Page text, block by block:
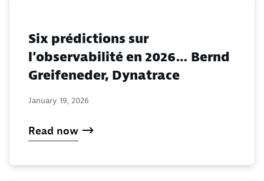
Six prédictions sur
l’observabilité en 2026… Bernd
Greifeneder, Dynatrace
January 19, 2026
Read now